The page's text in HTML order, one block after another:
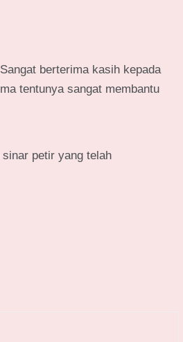
berterima kasih kepada
tentunya sangat membantu
petir yang telah